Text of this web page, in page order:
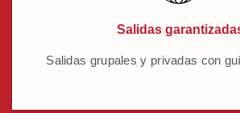
Salidas
Salidas grupales y privadas con